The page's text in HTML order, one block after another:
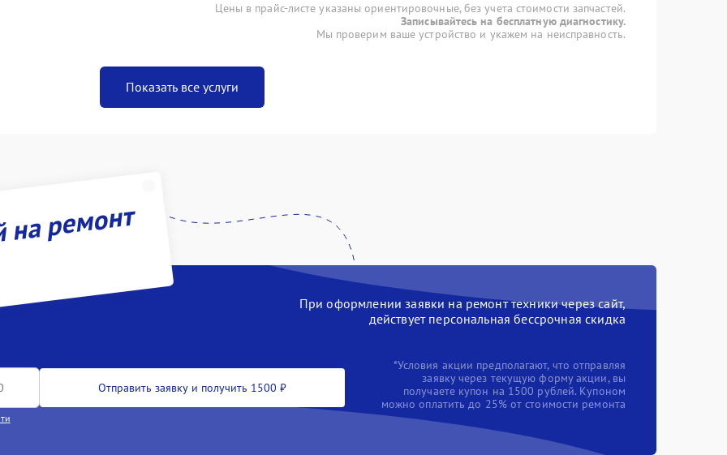
Цены в прайс-листе указаны ориентировочные, без учета стоимости запчастей.
Записывайтесь на бесплатную диагностику.
Мы проверим ваше устройство и укажем на неисправность.
Показать все услуги
ремонт
При оформлении заявки на ремонт техники через сайт,
действует персональная бессрочная скидка
Отправить заявку и получить 1500 ₽
*Условия акции предполагают, что отправляя
заявку через текущую форму акции, вы
получаете купон на 1500 рублей. Купоном
можно оплатить до 25% от стоимости ремонта